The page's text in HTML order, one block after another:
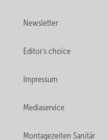
Newsletter
Editor's choice
Impressum
Mediaservice
Montagezeiten Sanitär